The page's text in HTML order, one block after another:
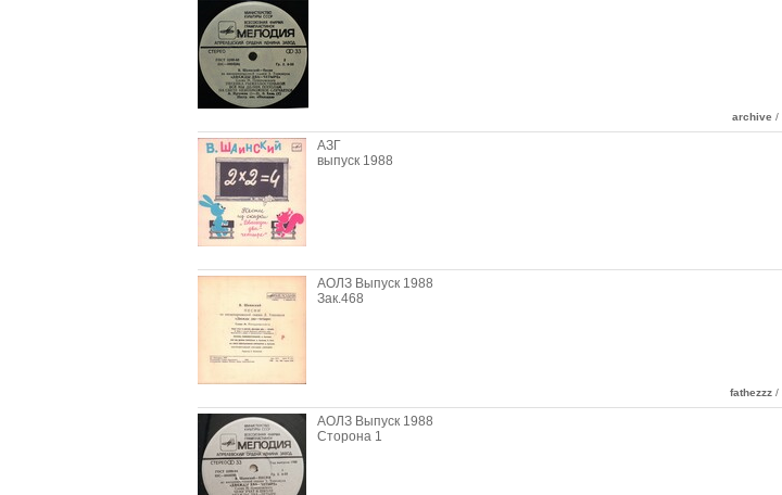
archive /
АЗГ
выпуск 1988
АОЛЗ Выпуск 1988
Зак.468
fathezzz /
АОЛЗ Выпуск 1988
Сторона 1